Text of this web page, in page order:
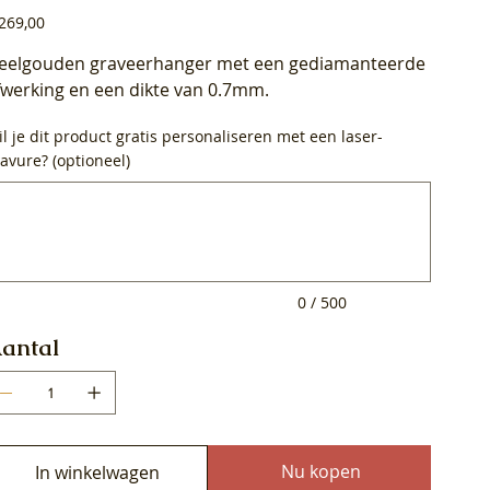
graveerhanger met een gediamanteerde
en een dikte van 0.7mm.
je dit product gratis personaliseren met een laser-
(optioneel)
0 / 500
In winkelwagen Nu kopen